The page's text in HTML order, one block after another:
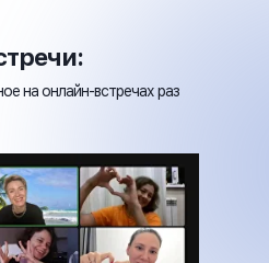
на онлайн-встречах раз